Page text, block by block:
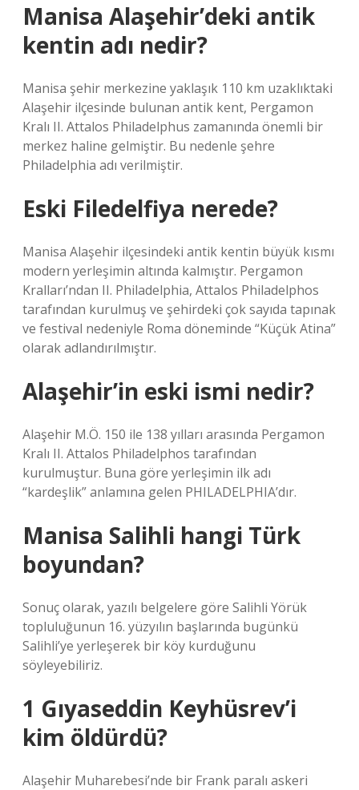
Manisa Alaşehir’deki antik
kentin adı nedir?
Manisa şehir merkezine yaklaşık 110 km uzaklıktaki
Alaşehir ilçesinde bulunan antik kent, Pergamon
Kralı II. Attalos Philadelphus zamanında önemli bir
merkez haline gelmiştir. Bu nedenle şehre
Philadelphia adı verilmiştir.
Eski Filedelfiya nerede?
Manisa Alaşehir ilçesindeki antik kentin büyük kısmı
modern yerleşimin altında kalmıştır. Pergamon
Kralları’ndan II. Philadelphia, Attalos Philadelphos
tarafından kurulmuş ve şehirdeki çok sayıda tapınak
ve festival nedeniyle Roma döneminde “Küçük Atina”
olarak adlandırılmıştır.
Alaşehir’in eski ismi nedir?
Alaşehir M.Ö. 150 ile 138 yılları arasında Pergamon
Kralı II. Attalos Philadelphos tarafından
kurulmuştur. Buna göre yerleşimin ilk adı
“kardeşlik” anlamına gelen PHILADELPHIA’dır.
Manisa Salihli hangi Türk
boyundan?
Sonuç olarak, yazılı belgelere göre Salihli Yörük
topluluğunun 16. yüzyılın başlarında bugünkü
Salihli’ye yerleşerek bir köy kurduğunu
söyleyebiliriz.
1 Gıyaseddin Keyhüsrev’i
kim öldürdü?
Alaşehir Muharebesi’nde bir Frank paralı askeri